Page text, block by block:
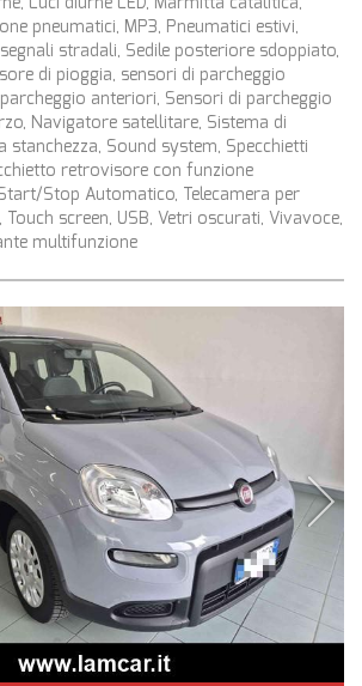
pneumatici, MP3, Pneumatici estivi,
stradali, Sedile posteriore sdoppiato,
di pioggia, sensori di parcheggio
anteriori, Sensori di parcheggio
Navigatore satellitare, Sistema di
stanchezza, Sound system, Specchietti
retrovisore con funzione
Stop Automatico, Telecamera per
screen, USB, Vetri oscurati, Vivavoce,
multifunzione